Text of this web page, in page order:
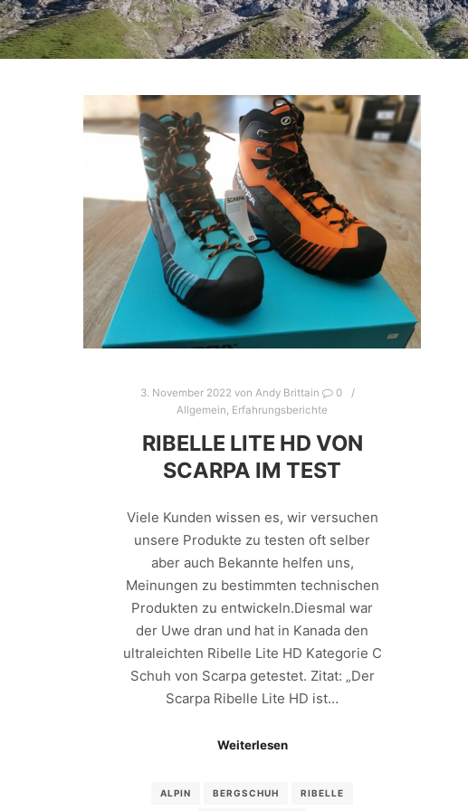
3. November 2022 vonAndy Brittain
0
Allgemein, Erfahrungsberichte
RIBELLE LITE HD VON
SCARPA IM TEST
Viele Kunden wissen es, wir versuchen
unsere Produkte zu testen oft selber
aber auch Bekannte helfen uns,
Meinungen zu bestimmten technischen
Produkten zu entwickeln.Diesmal war
der Uwe dran und hat in Kanada den
ultraleichten Ribelle Lite HD Kategorie C
Schuh von Scarpa getestet. Zitat: „Der
Scarpa Ribelle Lite HD ist…
Weiterlesen
ALPIN BERGSCHUH RIBELLE